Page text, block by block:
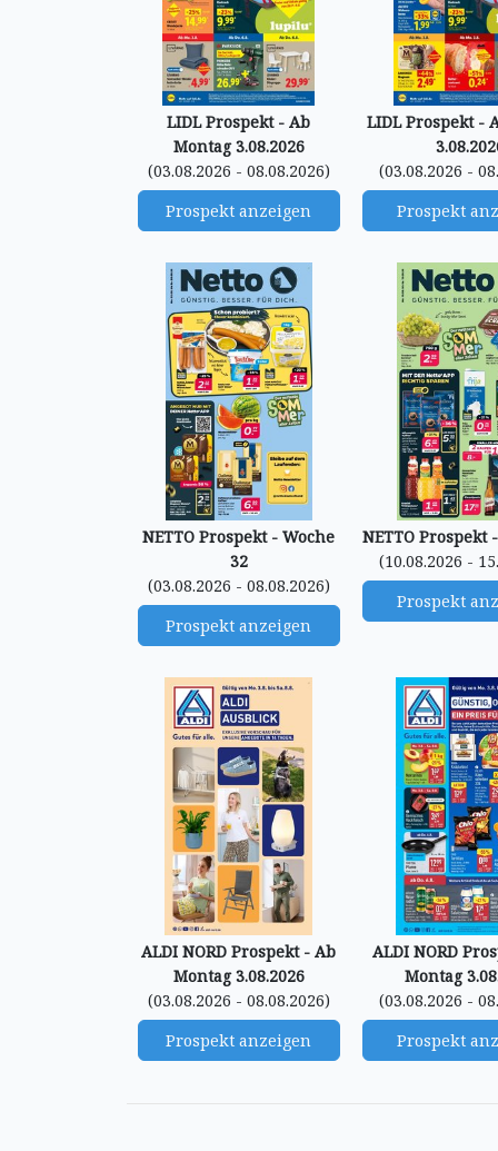
LIDL Prospekt - Ab
Montag 3.08.2026
(03.08.2026 - 08.08.2026)
Prospekt anzeigen
LIDL Prospekt -
(03.08.2026 -
Prospekt
NETTO Prospekt - Woche
32
(03.08.2026 - 08.08.2026)
Prospekt anzeigen
NETTO Prospekt
(10.08.2026 -
Prospekt
ALDI NORD Prospekt - Ab
Montag 3.08.2026
(03.08.2026 - 08.08.2026)
Prospekt anzeigen
ALDI NORD
Montag
(03.08.2026 -
Prospekt